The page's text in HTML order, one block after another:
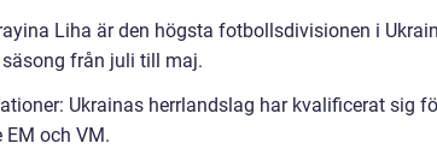
Liha är den högsta fotbollsdivisionen i
från juli till maj.
Ukrainas herrlandslag har kvalificerat sig
EM och VM.